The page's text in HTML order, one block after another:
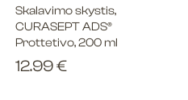
Skalavimo skystis,
CURASEPT ADS®
Prottetivo, 200 ml
12.99€